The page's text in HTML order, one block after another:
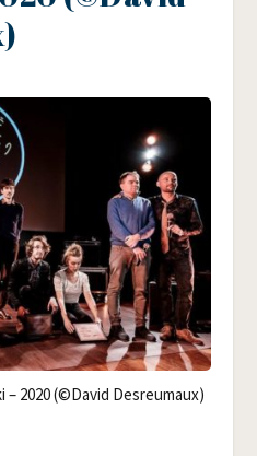
– 2020 (©David Desreumaux)